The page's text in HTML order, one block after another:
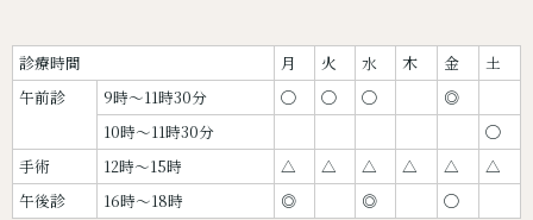
診療時間 月 火 水 木 金
土
午前診
9時〜11時30分 ◯ ◯ ◯
◎
10時〜11時30分
◯
手術
12時〜15時 △ △ △ △ △
△
午後診
16時〜18時 ◎ ◎ ◯